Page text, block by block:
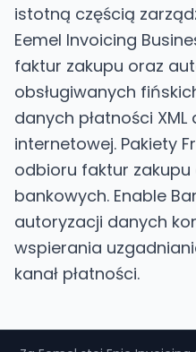
istotną częścią
Eemel Invoicing
faktur zakupu oraz
obsługiwanych
danych płatności
internetowej. Pakiety
odbioru faktur zakupu
bankowych. Enable
autoryzacji danych
wspierania
kanał płatności.